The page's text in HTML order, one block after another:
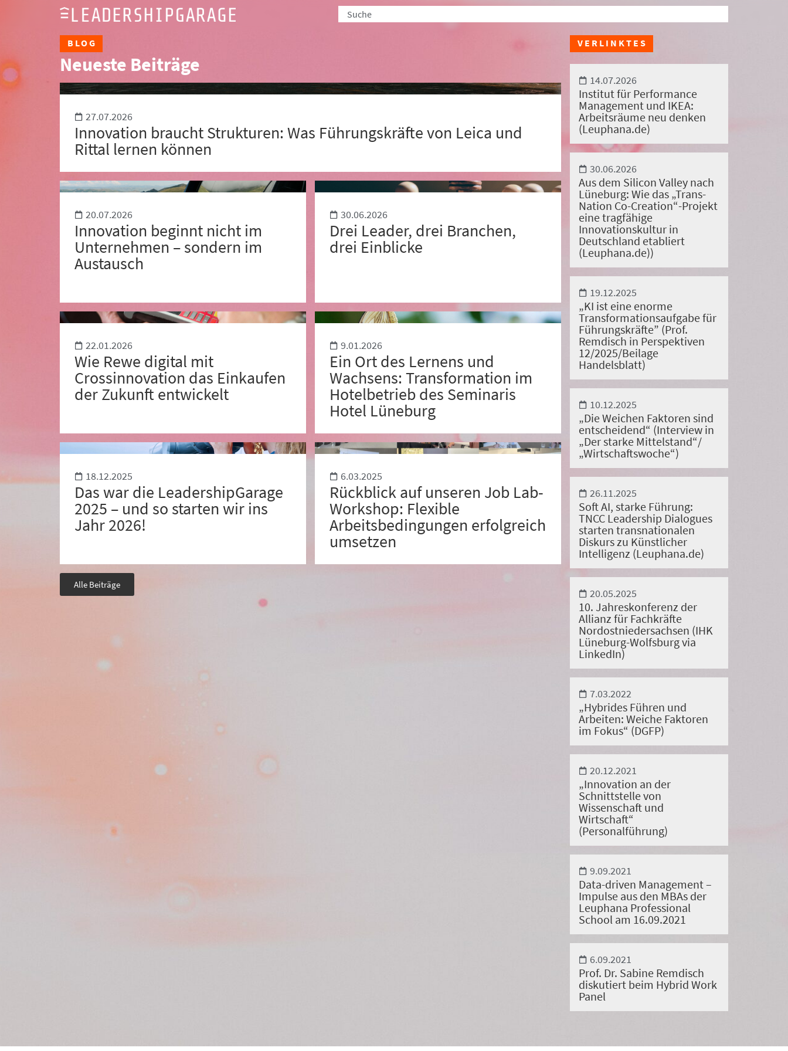
BLOG
Neueste Beiträge
27.07.2026
Innovation braucht Strukturen: Was Führungskräfte von Leica und
Rittal lernen können
20.07.2026
Innovation beginnt nicht im
Unternehmen – sondern im
Austausch
30.06.2026
Drei Leader, drei Branchen,
drei Einblicke
22.01.2026
Wie Rewe digital mit
Crossinnovation das Einkaufen
der Zukunft entwickelt
9.01.2026
Ein Ort des Lernens und
Wachsens: Transformation im
Hotelbetrieb des Seminaris
Hotel Lüneburg
18.12.2025
Das war die LeadershipGarage
2025 – und so starten wir ins
Jahr 2026!
6.03.2025
Rückblick auf unseren Job Lab-
Workshop: Flexible
Arbeitsbedingungen erfolgreich
umsetzen
Alle Beiträge
VERLINKTES
14.07.2026
Institut für Performance
Management und IKEA:
Arbeitsräume neu denken
(Leuphana.de)
30.06.2026
Aus dem Silicon Valley nach
Lüneburg: Wie das „Trans-
Nation Co-Creation“-Projekt
eine tragfähige
Innovationskultur in
Deutschland etabliert
(Leuphana.de))
19.12.2025
„KI ist eine enorme
Transformationsaufgabe für
Führungskräfte” (Prof.
Remdisch in Perspektiven
12/2025/Beilage
Handelsblatt)
10.12.2025
„Die Weichen Faktoren sind
entscheidend“ (Interview in
„Der starke Mittelstand“/
„Wirtschaftswoche“)
26.11.2025
Soft AI, starke Führung:
TNCC Leadership Dialogues
starten transnationalen
Diskurs zu Künstlicher
Intelligenz (Leuphana.de)
20.05.2025
10. Jahreskonferenz der
Allianz für Fachkräfte
Nordostniedersachsen (IHK
Lüneburg-Wolfsburg via
LinkedIn)
7.03.2022
„Hybrides Führen und
Arbeiten: Weiche Faktoren
im Fokus“ (DGFP)
20.12.2021
„Innovation an der
Schnittstelle von
Wissenschaft und
Wirtschaft“
(Personalführung)
9.09.2021
Data-driven Management –
Impulse aus den MBAs der
Leuphana Professional
School am 16.09.2021
6.09.2021
Prof. Dr. Sabine Remdisch
diskutiert beim Hybrid Work
Panel